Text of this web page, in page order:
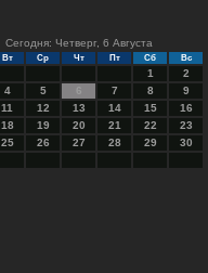
Сегодня: Четверг, 6 Августа
Вт Ср Чт Пт Сб Вс
1
2
4 5 6 7 8
9
11 12 13 14 15
16
18 19 20 21 22
23
25 26 27 28 29
30